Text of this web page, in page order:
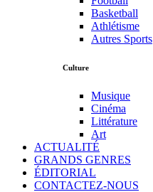
Basketball
Athlétisme
Autres Sports
Culture
Musique
Cinéma
Littérature
Art
ACTUALITÉ
GRANDS GENRES
ÉDITORIAL
CONTACTEZ-NOUS